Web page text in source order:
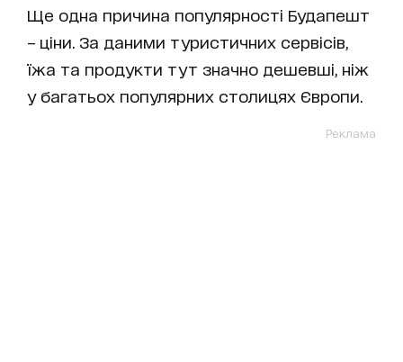
Ще одна причина популярності Будапешт
– ціни. За даними туристичних сервісів,
їжа та продукти тут значно дешевші, ніж
у багатьох популярних столицях Європи.
Реклама